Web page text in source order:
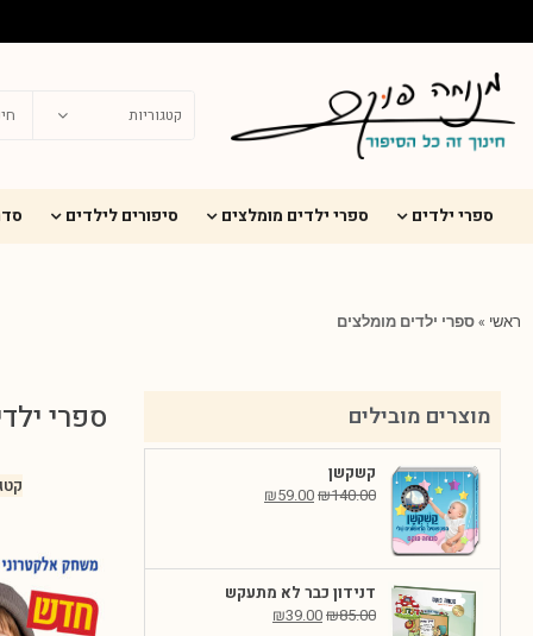
ספרי ילדים
ספרי ילדים מומלצים סיפורים לילדים
ראשי »ספרי ילדים מומלצים
מוצרים מובילים
קשקשן
₪140.00
₪59.00
דנידון כבר לא מתעקש
₪85.00
₪39.00
ספרי